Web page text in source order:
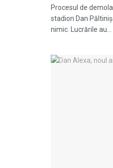
Procesul de
stadion Dan
nimic. Lucrările au...